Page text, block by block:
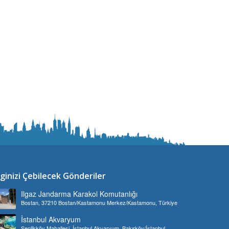
Çebilecek Gönderiler
Ilgaz Jandarma Karakol Komutanlığı
Bostan, 37210 Bostan/Kastamonu Merkez/Kastamonu, Türkiye
İstanbul Akvaryum